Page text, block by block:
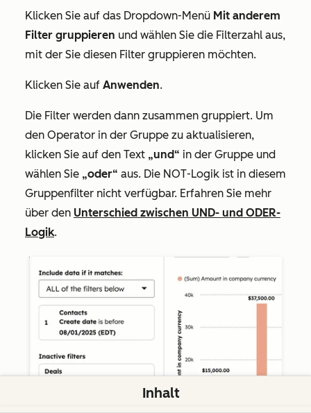
Klicken Sie auf das Dropdown-Menü Mit anderem
Filter gruppieren und wählen Sie die Filterzahl aus,
mit der Sie diesen Filter gruppieren möchten.
Klicken Sie auf Anwenden.
Die Filter werden dann zusammen gruppiert. Um
den Operator in der Gruppe zu aktualisieren,
klicken Sie auf den Text „und“ in der Gruppe und
wählen Sie „oder“ aus. Die NOT-Logik ist in diesem
Gruppenfilter nicht verfügbar. Erfahren Sie mehr
über den Unterschied zwischen UND- und ODER-
Logik.
Inhalt